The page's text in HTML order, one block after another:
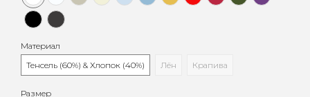
Материал
Тенсель (60%) & Хлопок (40%)
Лён Крапива
Размер